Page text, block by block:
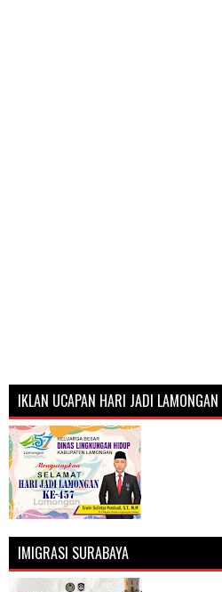
IKLAN UCAPAN HARI JADI LAMONGAN
IMIGRASI SURABAYA